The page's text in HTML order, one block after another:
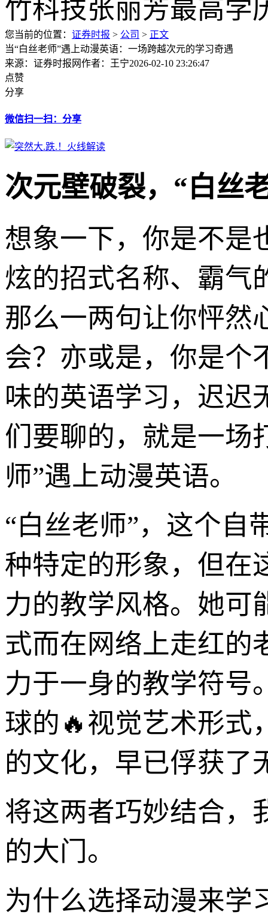
您当前的位置： 证券时报 > 公司 > 正文
当“白丝老师”遇上动漫英语：一场跨越次元的学习奇遇
来源：证券时报网作者：王宁2026-02-10 23:26:47
点赞
分享
微信扫一扫：分享
次元壁破裂，“白丝
想象一下，你是不是
炫的招式名称、霸气
那么一两句让你怦然
会？亦或是，你是个
味的英语学习，迟迟
们要聊的，就是一
师”遇上动漫英语。
“白丝老师”，这个自
种特定的形象，但在
力的教学风格。她可
式而在网络上走红的
力于一身的教学符号
球的🔥视觉艺术形式
的文化，早已俘获了
将这两者巧妙结合，
的大门。
为什么选择动漫来学